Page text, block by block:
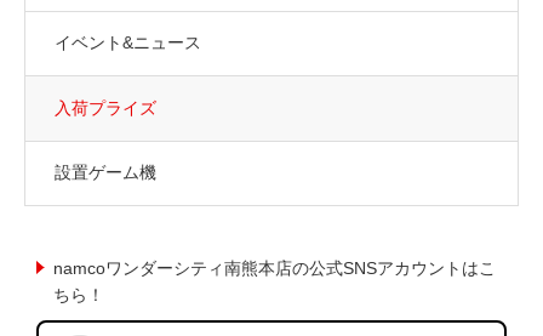
イベント&ニュース
入荷プライズ
設置ゲーム機
namcoワンダーシティ南熊本店の公式SNSアカウントはこ
ちら！